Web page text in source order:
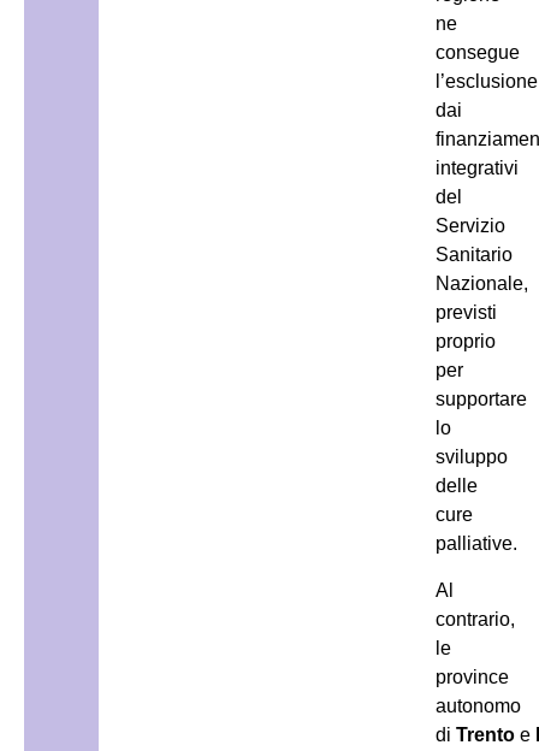
ne
consegue
l’esclusione
dai
integrativi
del
Servizio
Sanitario
Nazionale,
previsti
proprio
per
supportare
lo
sviluppo
delle
cure
palliative.
Al
contrario,
le
province
autonomo
di Trentoe